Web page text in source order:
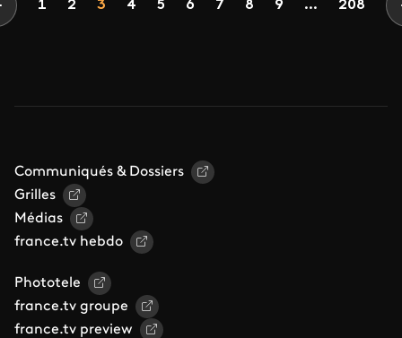
précédente
Page
1 Page
2 Page
3 Page
4 Page
5 Page
6 Page
7 Page
8 Page
9 ... 208
Communiqués & Dossiers
Grilles
Médias
france.tv hebdo
Phototele
france.tv groupe
france.tv preview